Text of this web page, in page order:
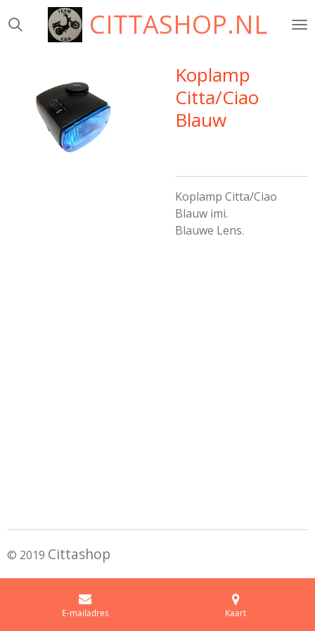
direct
hoofdinhoud
CITTASHOP.NL
Koplamp
Citta/Ciao
Blauw
Koplamp Citta/Ciao
Blauw imi.
Blauwe Lens.
© 2019 Cittashop
E-mailadres Kaart